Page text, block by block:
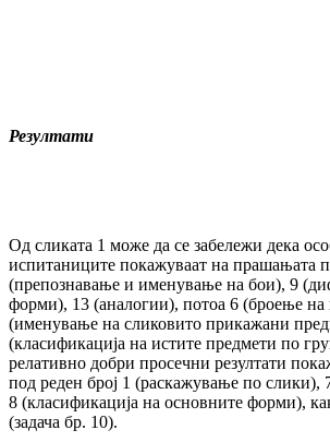
Резултати
Од сликата 1 може да се забележи дека
испитаниците покажуваат на прашањата
(препознавање и именување на бои), 9
форми), 13 (аналогии), потоа 6 (броење на
(именување на сликовито прикажани
(класификација на истите предмети по
релативно добри просечни резултати
под реден број 1 (раскажување по слики),
8 (класификација на основните форми),
(задача бр. 10).